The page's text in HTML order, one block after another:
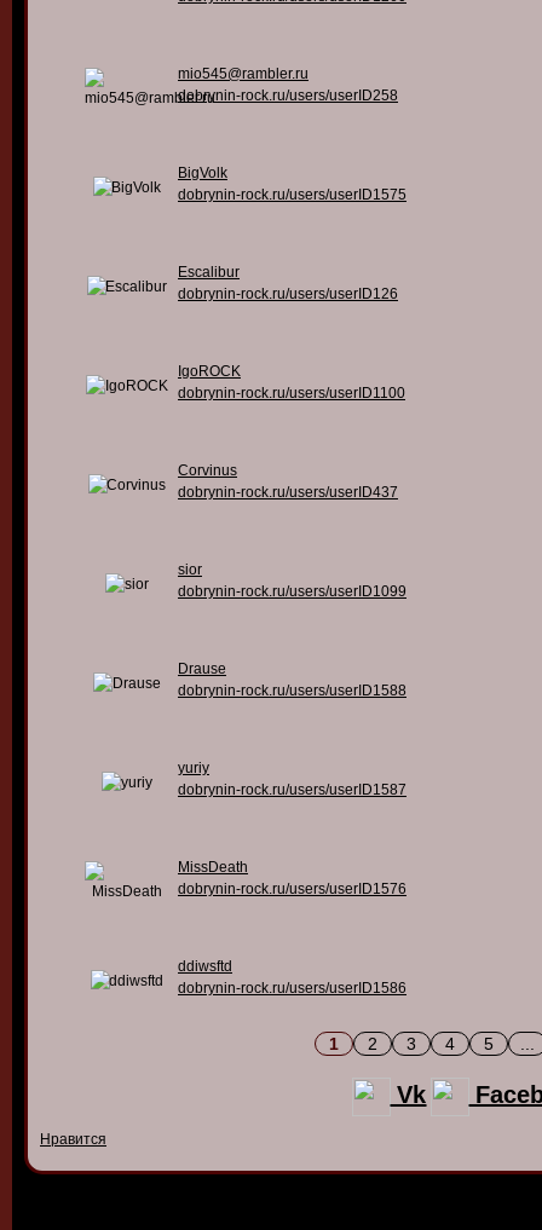
mio545@rambler.ru
dobrynin-rock.ru/users/userID258
BigVolk
dobrynin-rock.ru/users/userID1575
Escalibur
dobrynin-rock.ru/users/userID126
IgoROCK
dobrynin-rock.ru/users/userID1100
Corvinus
dobrynin-rock.ru/users/userID437
sior
dobrynin-rock.ru/users/userID1099
Drause
dobrynin-rock.ru/users/userID1588
yuriy
dobrynin-rock.ru/users/userID1587
MissDeath
dobrynin-rock.ru/users/userID1576
ddiwsftd
dobrynin-rock.ru/users/userID1586
1 2 3 4 5
Vk
Нравится